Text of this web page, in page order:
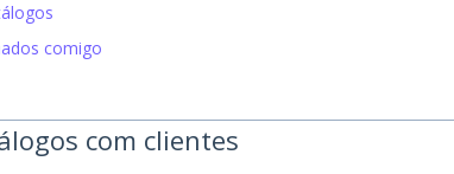
comigo
com clientes